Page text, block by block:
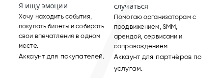
Я ищу эмоции
Хочу находить события,
покупать билеты и собирать
свои впечатления в одном
месте.
Аккаунт для покупателей.
случаться
Помогаю организаторам с
продвижением, SMM,
арендой, сервисами и
сопровождением
Аккаунт для партнёров по
услугам.